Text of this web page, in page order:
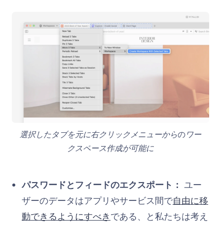
選択したタブを元に右クリックメニューからのワー
クスペース作成が可能に
パスワードとフィードのエクスポート： ユー
ザーのデータはアプリやサービス間で自由に移
動できるようにすべき である、と私たちは考え